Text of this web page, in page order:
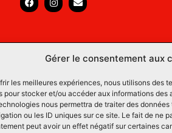
Gérer le consentement aux
les meilleures expériences, nous utilisons des
pour stocker et/ou accéder aux informations des
nous permettra de traiter des
ou les ID uniques sur ce site. Le fait de ne
peut avoir un effet négatif sur certaines
Équins LM
Pros du Web